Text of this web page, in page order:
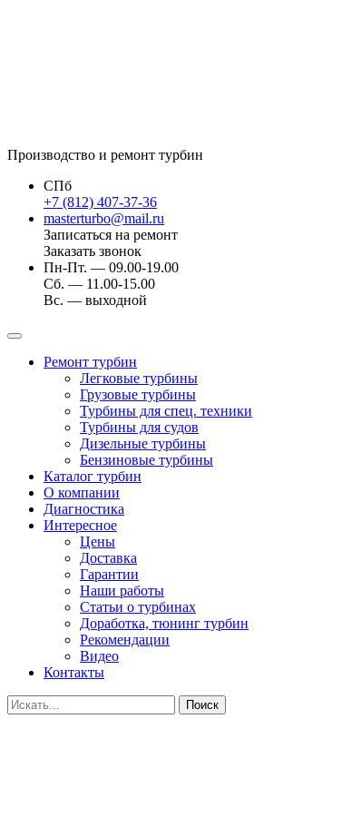
Производство и ремонт турбин
СПб
+7 (812) 407-37-36
masterturbo@mail.ru
Записаться на ремонт
Заказать звонок
Пн-Пт. — 09.00-19.00
Сб. — 11.00-15.00
Вс. — выходной
Ремонт турбин
Легковые турбины
Грузовые турбины
Турбины для спец. техники
Турбины для судов
Дизельные турбины
Бензиновые турбины
Каталог турбин
О компании
Диагностика
Интересное
Цены
Доставка
Гарантии
Наши работы
Статьи о турбинах
Доработка, тюнинг турбин
Рекомендации
Видео
Контакты
Поиск